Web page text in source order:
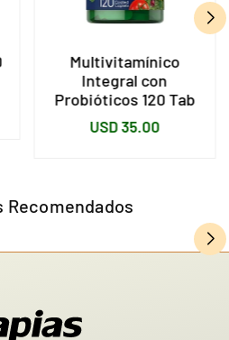
Multivitamínico
Integral con
Probióticos 120 Tab
Precio
USD 35.00
Recomendados